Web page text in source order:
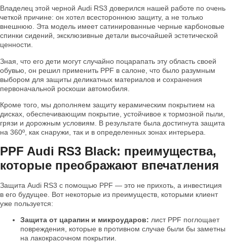
Владелец этой черной Audi RS3 доверился нашей работе по очень
четкой причине: он хотел всестороннюю защиту, а не только
внешнюю. Эта модель имеет сатинированные черные карбоновые
спинки сидений, эксклюзивные детали высочайшей эстетической
ценности.
Зная, что его дети могут случайно поцарапать эту область своей
обувью, он решил применить PPF в салоне, что было разумным
выбором для защиты деликатных материалов и сохранения
первоначальной роскоши автомобиля.
Кроме того, мы дополняем защиту керамическим покрытием на
дисках, обеспечивающим покрытие, устойчивое к тормозной пыли,
грязи и дорожным условиям. В результате была достигнута защита
на 360º, как снаружи, так и в определенных зонах интерьера.
PPF Audi RS3 Black: преимущества,
которые преображают впечатления
Защита Audi RS3 с помощью PPF — это не прихоть, а инвестиция
в его будущее. Вот некоторые из преимуществ, которыми клиент
уже пользуется:
Защита от царапин и микроударов: лист PPF поглощает
повреждения, которые в противном случае были бы заметны
на лакокрасочном покрытии.